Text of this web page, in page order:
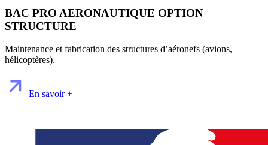
BAC PRO AERONAUTIQUE OPTION
STRUCTURE
Maintenance et fabrication des structures d’aéronefs (avions,
hélicoptères).
En savoir +